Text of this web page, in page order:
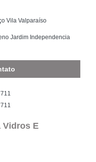
Vila Valparaíso
Jardim Independencia
Vidros E